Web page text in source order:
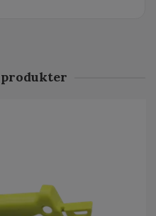
produkter